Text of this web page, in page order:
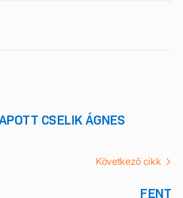
CSELIK ÁGNES
Következő cikk
FENT